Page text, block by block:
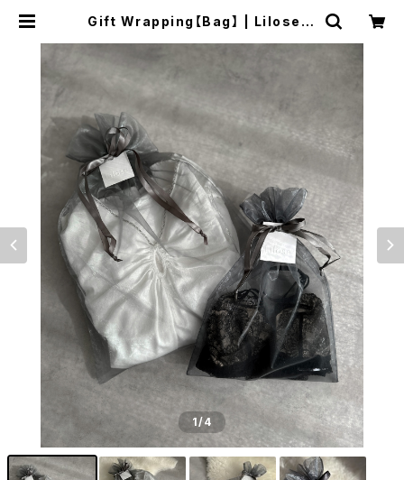
Gift Wrapping【Bag】 | Lilose O
1/4